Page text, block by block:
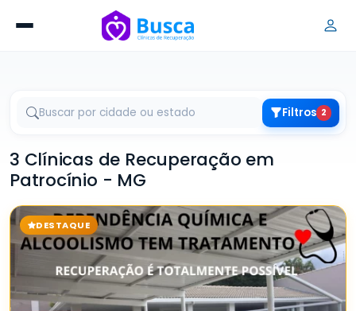
Filtros 2
3 Clínicas de Recuperação em
Patrocínio - MG
DESTAQUE